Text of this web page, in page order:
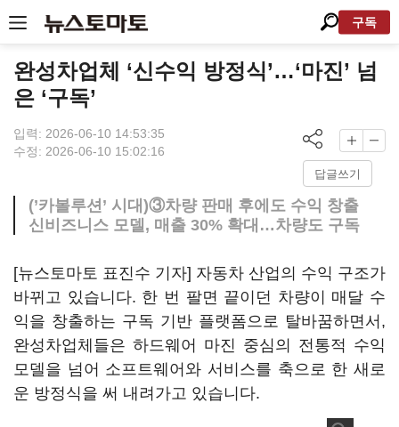
구독
완성차업체 ‘신수익 방정식’…‘마진’ 넘
은 ‘구독’
입력: 2026-06-10 14:53:35
수정: 2026-06-10 15:02:16
답글쓰기
(’카볼루션’ 시대)③차량 판매 후에도 수익 창출
신비즈니스 모델, 매출 30% 확대…차량도 구독
[뉴스토마토 표진수 기자] 자동차 산업의 수익 구조가
바뀌고 있습니다. 한 번 팔면 끝이던 차량이 매달 수
익을 창출하는 구독 기반 플랫폼으로 탈바꿈하면서,
완성차업체들은 하드웨어 마진 중심의 전통적 수익
모델을 넘어 소프트웨어와 서비스를 축으로 한 새로
운 방정식을 써 내려가고 있습니다.